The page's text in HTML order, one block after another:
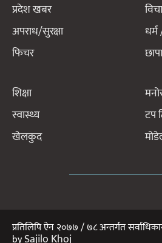
प्रदेश खबर
अपराध/सुरक्षा
फिचर
शिक्षा
स्वास्थ्य
खेलकुद
टप
प्रतिलिपि ऐन २०७७ / ७८ अन्तर्गत